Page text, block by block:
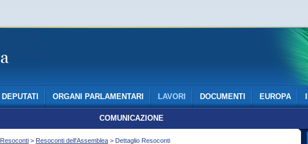
DEPUTATI ORGANI PARLAMENTARI LAVORI DOCUMENTI EUROPA
COMUNICAZIONE
Resoconti > Resoconti dell'Assemblea > Dettaglio Resoconti